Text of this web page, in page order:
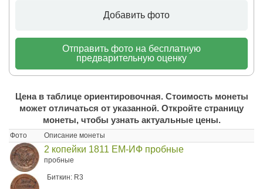
Добавить фото
Отправить фото на бесплатную
предварительную оценку
Цена в таблице ориентировочная. Стоимость монеты
может отличаться от указанной. Откройте страницу
монеты, чтобы узнать актуальные цены.
Фото Описание монеты
2 копейки 1811 ЕМ-ИФ пробные
пробные
Биткин: R3